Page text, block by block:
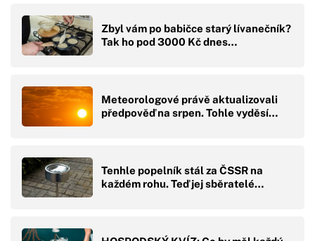
Zbyl vám po babičce starý lívanečník?
Tak ho pod 3000 Kč dnes…
Meteorologové právě aktualizovali
předpověď na srpen. Tohle vyděsí…
Tenhle popelník stál za ČSSR na
každém rohu. Teď jej sběratelé…